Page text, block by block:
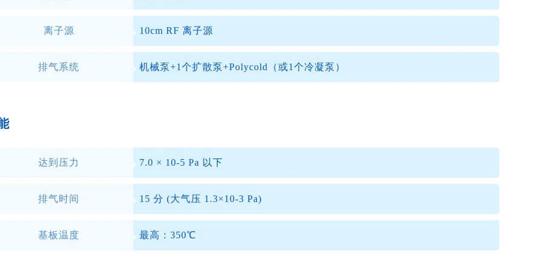
离子源 10cm RF 离子源
排气系统 机械泵+1个扩散泵+Polycold（或1个冷凝泵）
达到压力 7.0 × 10-5 Pa 以下
排气时间 15 分 (大气压 1.3×10-3 Pa)
基板温度 最高：350℃